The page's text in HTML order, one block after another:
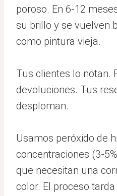
poroso. En 6-12
su brillo y se vuelven
como pintura vieja.
Tus clientes lo notan.
devoluciones. Tus
desploman.
Usamos peróxido de
concentraciones (3-
que necesitan una
color. El proceso